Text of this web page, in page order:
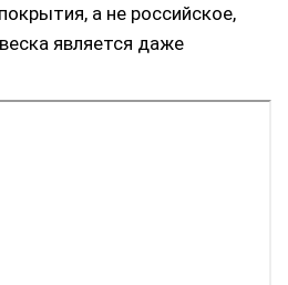
а не российское,
является даже